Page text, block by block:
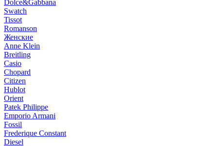
Dolce&Gabbana
Swatch
Tissot
Romanson
Женские
Anne Klein
Breitling
Casio
Chopard
Citizen
Hublot
Orient
Patek Philippe
Emporio Armani
Fossil
Frederique Constant
Diesel